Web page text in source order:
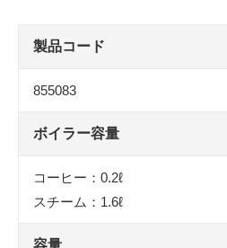
製品コード
855083
ボイラー容量
コーヒー：0.2ℓ
スチーム：1.6ℓ
容量